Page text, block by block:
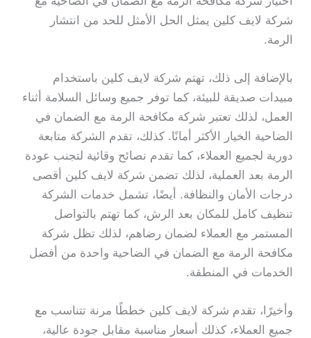
شركة لايف كلين يمثل الحل الأمثل للحد من انتشار
الرمة.
بالإضافة إلى ذلك، تهتم شركة لايف كلين باستخدام
مبيدات صديقة للبيئة، كما توفر جميع وسائل السلامة أثناء
العمل، لذلك تعتبر شركة مكافحة الرمة مع الضمان في
الضاحية الخيار الأكثر أمانًا. كذلك، تقدم الشركة متابعة
دورية لجميع العملاء، كما تقدم نصائح وقائية لتجنب عودة
الرمة بعد العملية، لذلك تضمن شركة لايف كلين أقصى
درجات الأمان والنظافة. أيضًا، تشمل خدمات الشركة
تنظيف كامل للمكان بعد الرش، كما تهتم بالتواصل
المستمر مع العملاء لضمان رضاهم، لذلك تظل شركة
مكافحة الرمة مع الضمان في الضاحية واحدة من أفضل
الخدمات في المنطقة.
وأخيرًا، تقدم شركة لايف كلين خططًا مرنة تتناسب مع
جميع العملاء، كذلك أسعار مناسبة مقابل جودة عالية،